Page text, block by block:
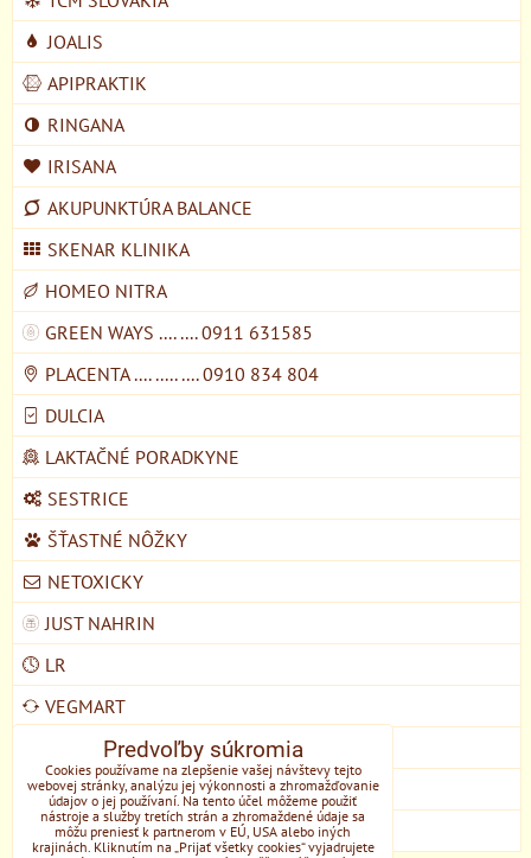
JOALIS
APIPRAKTIK
RINGANA
IRISANA
AKUPUNKTÚRA BALANCE
SKENAR KLINIKA
HOMEO NITRA
GREEN WAYS .... .... 0911 631585
PLACENTA .... ..... .... 0910 834 804
DULCIA
LAKTAČNÉ PORADKYNE
SESTRICE
ŠŤASTNÉ NÔŽKY
NETOXICKY
JUST NAHRIN
LR
VEGMART
MYCOMEDICA
DOMŠKOLA ŽIVOZEM STUPAVA
EONE
Predvoľby súkromia
Cookies používame na zlepšenie vašej návštevy tejto
webovej stránky, analýzu jej výkonnosti a zhromažďovanie
údajov o jej používaní. Na tento účel môžeme použiť
nástroje a služby tretích strán a zhromaždené údaje sa
môžu preniesť k partnerom v EÚ, USA alebo iných
krajinách. Kliknutím na „Prijať všetky cookies“ vyjadrujete